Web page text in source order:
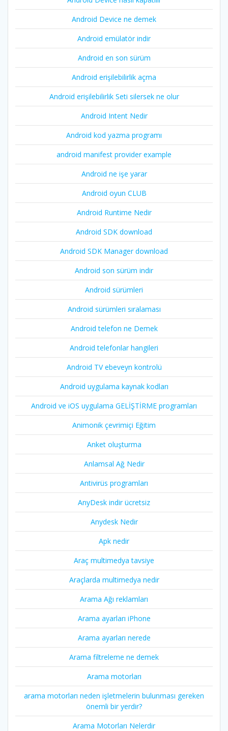
Android Device ne demek
Android emülatör indir
Android en son sürüm
Android erişilebilirlik açma
Android erişilebilirlik Seti silersek ne olur
Android Intent Nedir
Android kod yazma programı
android manifest provider example
Android ne işe yarar
Android oyun CLUB
Android Runtime Nedir
Android SDK download
Android SDK Manager download
Android son sürüm indir
Android sürümleri
Android sürümleri sıralaması
Android telefon ne Demek
Android telefonlar hangileri
Android TV ebeveyn kontrolü
Android uygulama kaynak kodları
Android ve iOS uygulama GELİŞTİRME programları
Animonik çevrimiçi Eğitim
Anket oluşturma
Anlamsal Ağ Nedir
Antivirüs programları
AnyDesk indir ücretsiz
Anydesk Nedir
Apk nedir
Araç multimedya tavsiye
Araçlarda multimedya nedir
Arama Ağı reklamları
Arama ayarları iPhone
Arama ayarları nerede
Arama filtreleme ne demek
Arama motorları
arama motorları neden işletmelerin bulunması gereken
önemli bir yerdir?
Arama Motorları Nelerdir